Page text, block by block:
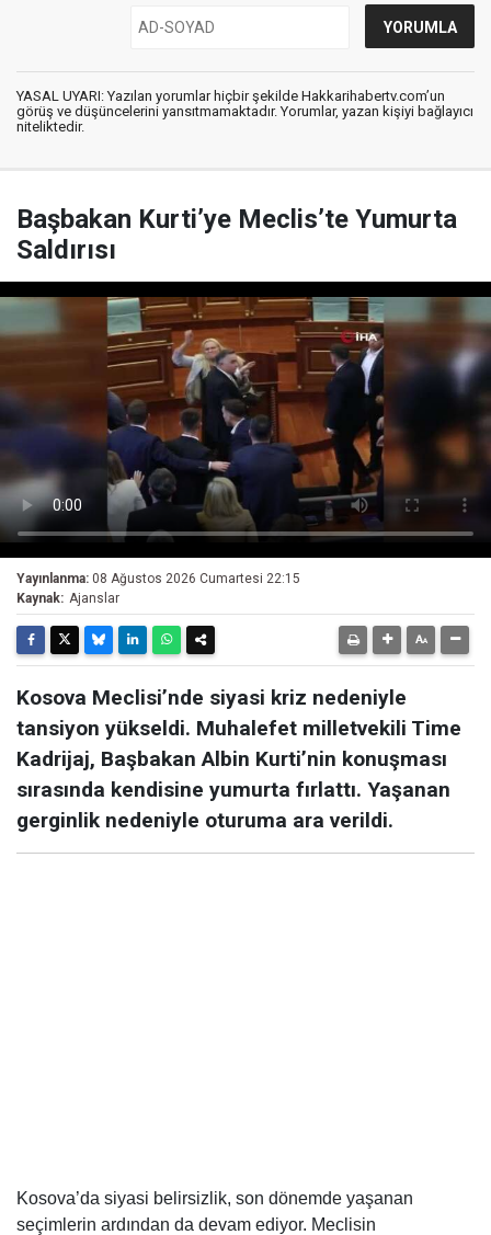
YASAL UYARI: Yazılan yorumlar hiçbir şekilde Hakkarihabertv.com’un
görüş ve düşüncelerini yansıtmamaktadır. Yorumlar, yazan kişiyi bağlayıcı
niteliktedir.
Başbakan Kurti’ye Meclis’te Yumurta
Saldırısı
Yayınlanma: 08 Ağustos 2026 Cumartesi 22:15
Kaynak: Ajanslar
Kosova Meclisi’nde siyasi kriz nedeniyle
tansiyon yükseldi. Muhalefet milletvekili Time
Kadrijaj, Başbakan Albin Kurti’nin konuşması
sırasında kendisine yumurta fırlattı. Yaşanan
gerginlik nedeniyle oturuma ara verildi.
Kosova’da siyasi belirsizlik, son dönemde yaşanan
seçimlerin ardından da devam ediyor. Meclisin